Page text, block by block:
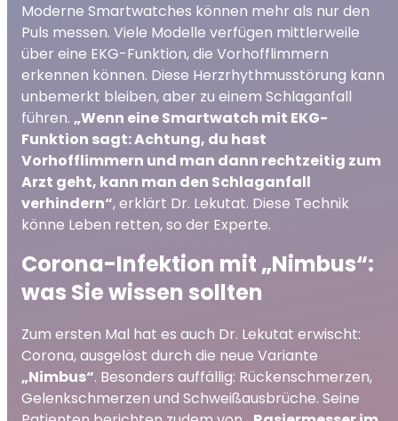
Moderne Smartwatches können mehr als nur den
Puls messen. Viele Modelle verfügen mittlerweile
über eine EKG-Funktion, die Vorhofflimmern
erkennen können. Diese Herzrhythmusstörung kann
unbemerkt bleiben, aber zu einem Schlaganfall
führen. „Wenn eine Smartwatch mit EKG-
Funktion sagt: Achtung, du hast
Vorhofflimmern und man dann rechtzeitig zum
Arzt geht, kann man den Schlaganfall
verhindern“, erklärt Dr. Lekutat. Diese Technik
könne Leben retten, so der Experte.
Corona-Infektion mit „Nimbus“:
was Sie wissen sollten
Zum ersten Mal hat es auch Dr. Lekutat erwischt:
Corona, ausgelöst durch die neue Variante
„Nimbus“. Besonders auffällig: Rückenschmerzen,
Gelenkschmerzen und Schweißausbrüche. Seine